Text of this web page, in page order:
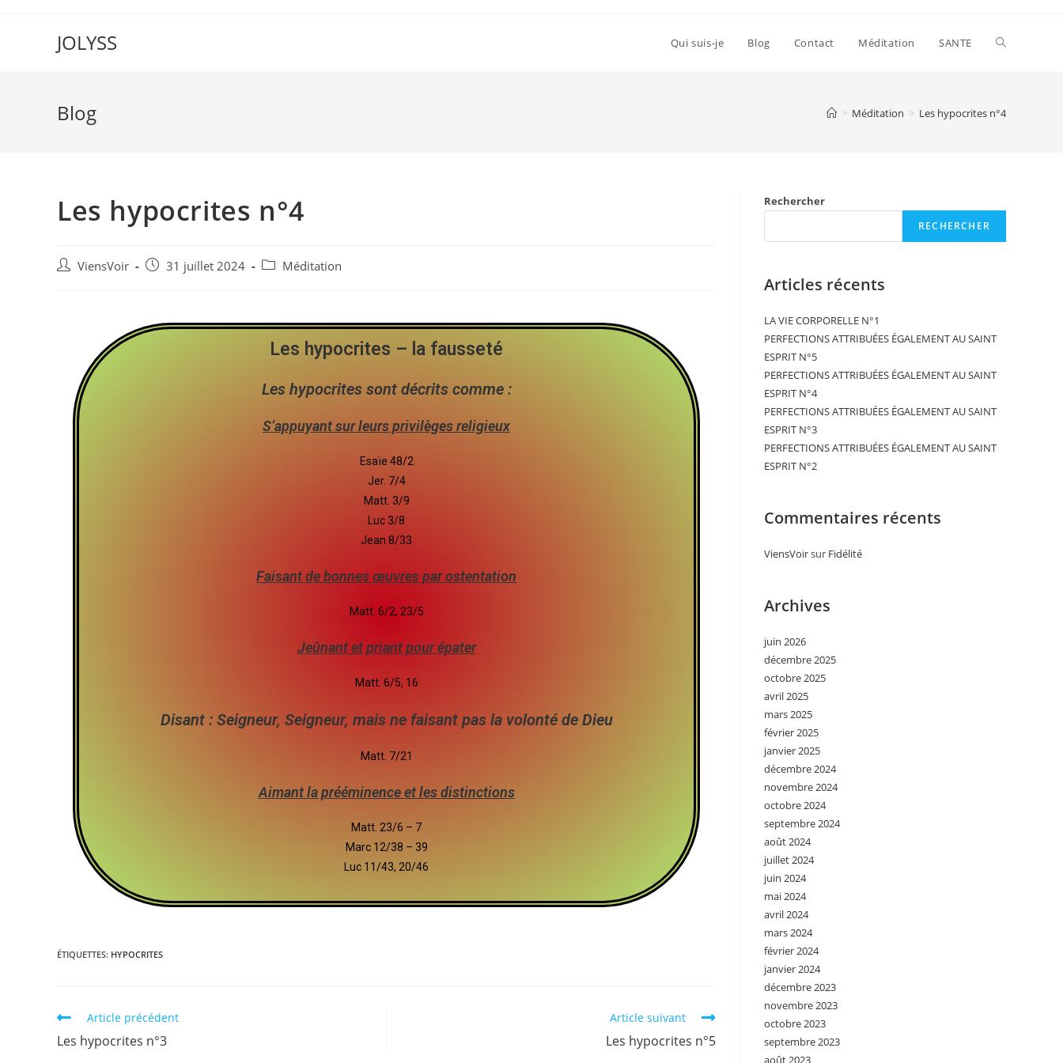
JOLYSS Qui suis-je Blog Contact Méditation SANTE
Blog > Méditation > Les hypocrites n°4
Les hypocrites n°4
ViensVoir 31 juillet 2024 Méditation
Les hypocrites – la fausseté
Les hypocrites sont décrits comme :
S’appuyant sur leurs privilèges religieux
Esaïe 48/2
Jer. 7/4
Matt. 3/9
Luc 3/8
Jean 8/33
Faisant de bonnes œuvres par ostentation
Matt. 6/2, 23/5
Jeûnant et priant pour épater
Matt. 6/5, 16
Disant : Seigneur, Seigneur, mais ne faisant pas la volonté de Dieu
Matt. 7/21
Aimant la prééminence et les distinctions
Matt. 23/6 – 7
Marc 12/38 – 39
Luc 11/43, 20/46
ÉTIQUETTES: HYPOCRITES
Article précédent
Les hypocrites n°3
Article suivant
Les hypocrites n°5
Rechercher
RECHERCHER
Articles récents
LA VIE CORPORELLE N°1
PERFECTIONS ATTRIBUÉES ÉGALEMENT AU SAINT
ESPRIT N°5
PERFECTIONS ATTRIBUÉES ÉGALEMENT AU SAINT
ESPRIT N°4
PERFECTIONS ATTRIBUÉES ÉGALEMENT AU SAINT
ESPRIT N°3
PERFECTIONS ATTRIBUÉES ÉGALEMENT AU SAINT
ESPRIT N°2
Commentaires récents
ViensVoirsur Fidélité
Archives
juin 2026
décembre 2025
octobre 2025
avril 2025
mars 2025
février 2025
janvier 2025
décembre 2024
novembre 2024
octobre 2024
septembre 2024
août 2024
juillet 2024
juin 2024
mai 2024
avril 2024
mars 2024
février 2024
janvier 2024
décembre 2023
novembre 2023
octobre 2023
septembre 2023
août 2023